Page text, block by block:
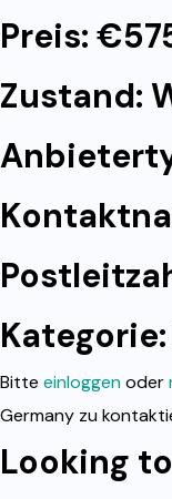
Preis:
Zustand:
Kategorie:
Bitte einloggenoder
Germany zu
Looking